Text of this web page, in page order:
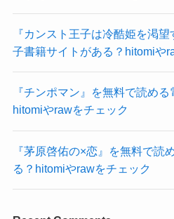
『カンスト王子は冷酷姫を渇
子書籍サイトがある？hitomiや
『チンポマン』を無料で読め
hitomiやrawをチェック
『茅原啓佑の×恋』を無料で読
る？hitomiやrawをチェック